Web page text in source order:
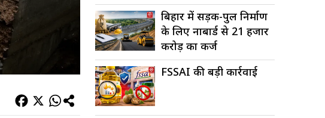
बिहार में सड़क-पुल निर्माण
के लिए नाबार्ड से 21 हजार
करोड़ का कर्ज
FSSAI की बड़ी कार्रवाई